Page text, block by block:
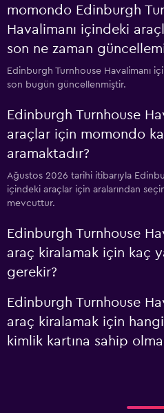
momondo Edinburgh
Havalimanı içindeki
son ne zaman
Edinburgh Turnhouse Havalimanı
son bugün güncellenmiştir.
Edinburgh Turnhouse
araçlar için momondo
aramaktadır?
Ağustos 2026 tarihi itibarıyla
içindeki araçlar için aralarından
mevcuttur.
Edinburgh Turnhouse
araç kiralamak için kaç
gerekir?
Edinburgh Turnhouse
araç kiralamak için
kimlik kartına sahip